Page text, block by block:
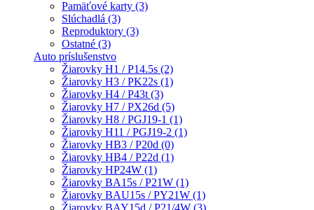
Pamäťové karty (3)
Slúchadlá (3)
Reproduktory (3)
Ostatné (3)
Auto príslušenstvo
Žiarovky H1 / P14.5s (2)
Žiarovky H3 / PK22s (1)
Žiarovky H4 / P43t (3)
Žiarovky H7 / PX26d (5)
Žiarovky H8 / PGJ19-1 (1)
Žiarovky H11 / PGJ19-2 (1)
Žiarovky HB3 / P20d (0)
Žiarovky HB4 / P22d (1)
Žiarovky HP24W (1)
Žiarovky BA15s / P21W (1)
Žiarovky BAU15s / PY21W (1)
Žiarovky BAY15d / P21/4W (3)